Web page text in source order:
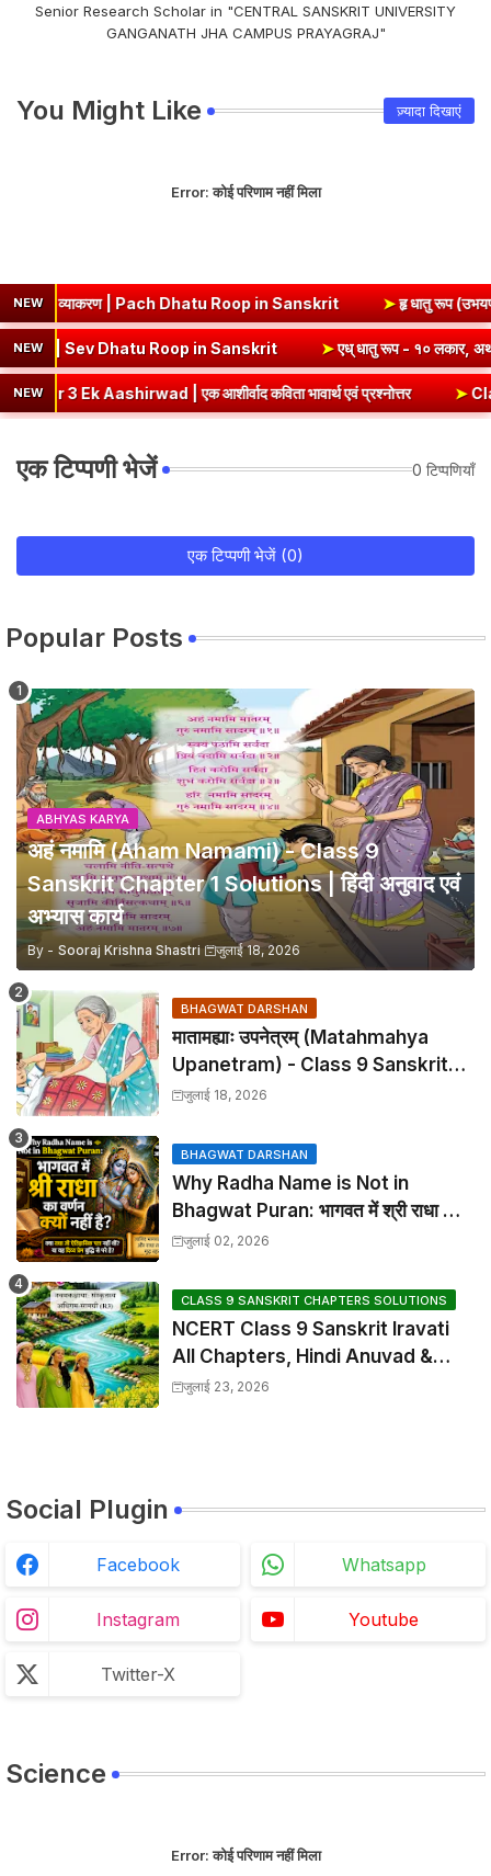
Senior Research Scholar in "CENTRAL SANSKRIT UNIVERSITY
GANGANATH JHA CAMPUS PRAYAGRAJ"
You Might Like ज़्यादा दिखाएं
Error:कोई परिणाम नहीं मिला
NEW
| Pach Dhatu Roop in Sanskrit ➤हृ धातु रूप (उभयपदी) - १० लकार,
NEW
- १० लकार, अर्थ एवं व्याकरण | Sev Dhatu Roop in Sanskrit ➤एध्
NEW
| एक आशीर्वाद कविता भावार्थ एवं प्रश्नोत्तर ➤Class 8 Hindi
एक टिप्पणी भेजें 0 टिप्पणियाँ
एक टिप्पणी भेजें (0)
Popular Posts
ABHYAS KARYA
अहं नमामि (Aham Namami) - Class 9
Sanskrit Chapter 1 Solutions | हिंदी अनुवाद एवं
अभ्यास कार्य
By - Sooraj Krishna Shastri जुलाई 18, 2026
BHAGWAT DARSHAN
मातामह्याः उपनेत्रम् (Matahmahya
Upanetram) - Class 9 Sanskrit
Chapter 2 Translation &
जुलाई 18, 2026
BHAGWAT DARSHAN
Why Radha Name is Not in
Bhagwat Puran: भागवत में श्री राधा का
वर्णन क्यों नहीं है?
जुलाई 02, 2026
CLASS 9 SANSKRIT CHAPTERS SOLUTIONS
NCERT Class 9 Sanskrit Iravati
All Chapters, Hindi Anuvad &
Solutions Index
जुलाई 23, 2026
Social Plugin
Facebook Whatsapp
Instagram Youtube
Twitter-X
Science
Error:कोई परिणाम नहीं मिला